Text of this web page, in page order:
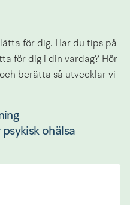
för dig. Har du tips på
för dig i din vardag? Hör
berätta så utvecklar vi
ohälsa